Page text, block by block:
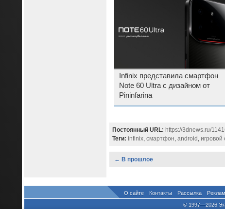
Infinix представила смартфон
Note 60 Ultra с дизайном от
Pininfarina
Постоянный URL: https://3dnews.ru/
Теги: infinix, смартфон, android,
← В прошлое
О сайте Контакты Рассылка
© 1997—2026